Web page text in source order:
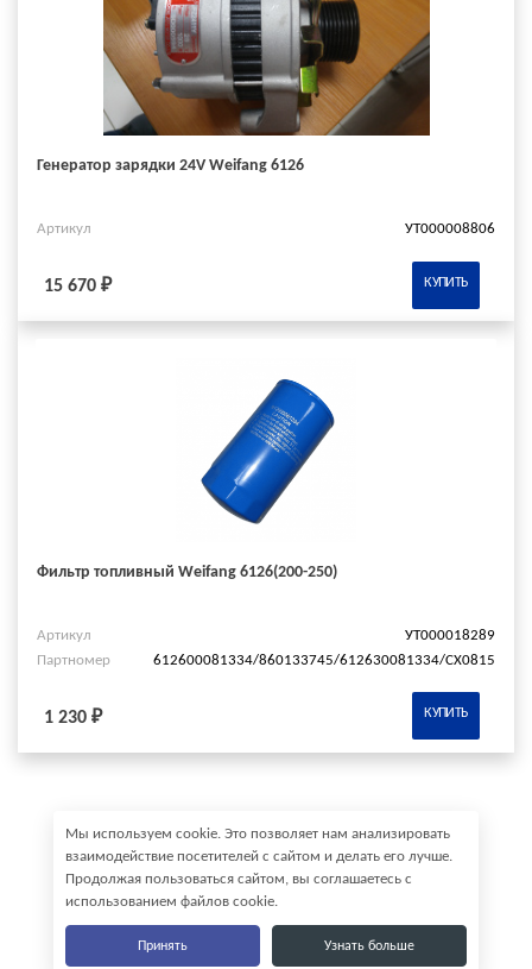
Генератор зарядки 24V Weifang 6126
Артикул УТ000008806
15 670 ₽ КУПИТЬ
Фильтр топливный Weifang 6126(200-250)
Артикул
УТ000018289
Партномер
612600081334/860133745/612630081334/СХ0815
1 230 ₽ КУПИТЬ
Мы используем cookie. Это позволяет нам анализировать
взаимодействие посетителей с сайтом и делать его лучше.
Продолжая пользоваться сайтом, вы соглашаетесь с
использованием файлов cookie.
Принять Узнать больше